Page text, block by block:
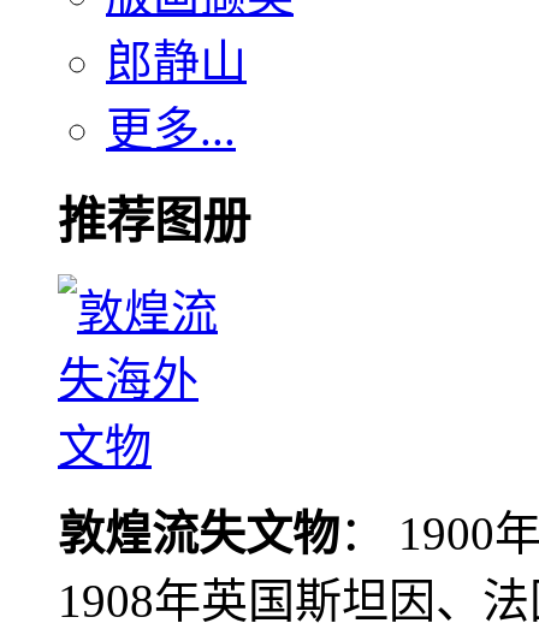
郎静山
更多...
推荐图册
敦煌流失文物： 1900
1908年英国斯坦因、